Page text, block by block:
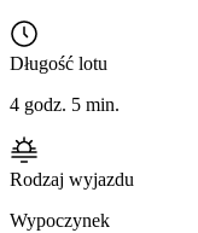
Długość lotu
4 godz. 5 min.
Rodzaj wyjazdu
Wypoczynek